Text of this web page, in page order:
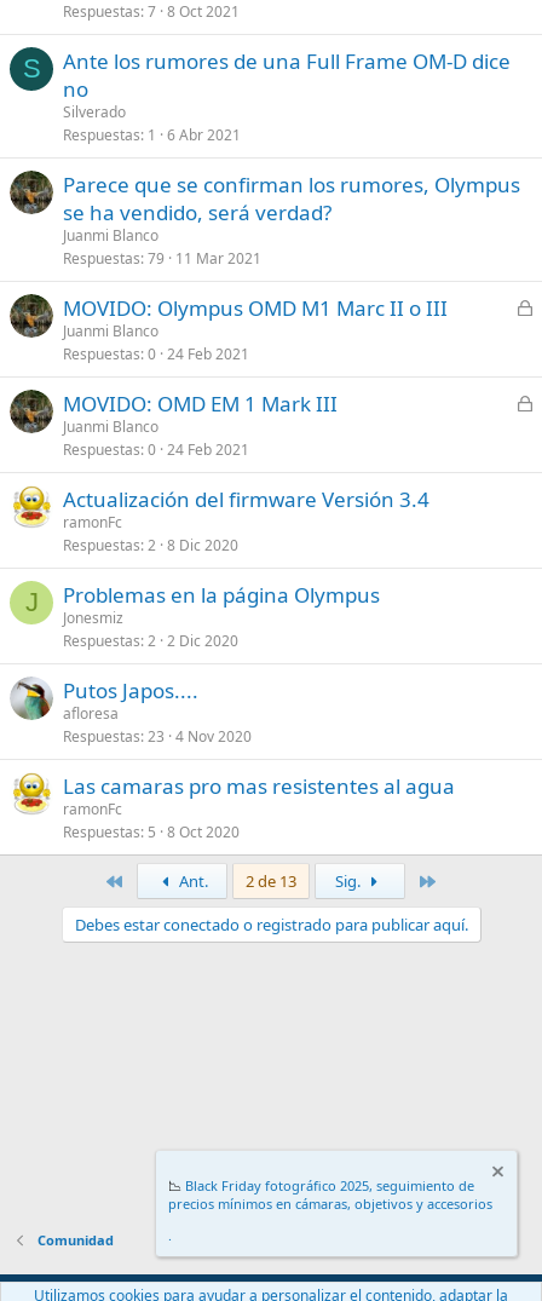
Respuestas 7 8 Oct 2021
S
Ante los rumores de una Full Frame OM-D dice
no
Silverado
Respuestas 1 6 Abr 2021
Parece que se confirman los rumores, Olympus
se ha vendido, será verdad?
Juanmi Blanco
Respuestas 79 11 Mar 2021
C
r
a
MOVIDO: Olympus OMD M1 Marc II o III
Juanmi Blanco
Respuestas 0 24 Feb 2021
C
r
MOVIDO: OMD EM 1 Mark III
Juanmi Blanco
Respuestas 0 24 Feb 2021
Actualización del firmware Versión 3.4
ramonFc
Respuestas 2 8 Dic 2020
J Problemas en la página Olympus
Jonesmiz
Respuestas 2 2 Dic 2020
Putos Japos....
afloresa
Respuestas 23 4 Nov 2020
Las camaras pro mas resistentes al agua
ramonFc
Respuestas 5 8 Oct 2020
PrimeroAnt. 2 de 13 Sig.
Debes estar conectado o registrado para publicar aquí.
Comunidad
Español (ES)
📉 Black Friday fotográfico 2025, seguimiento de
precios mínimos en cámaras, objetivos y accesorios
.
Utilizamos cookies para ayudar a personalizar el contenido, adaptar la